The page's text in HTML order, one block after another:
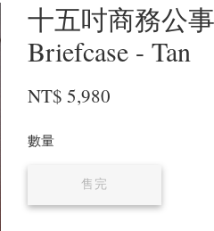
十五吋商務公
Briefcase - Tan
NT$ 5,980
數量
售完